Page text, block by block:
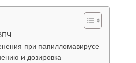
при папилломавирусе
и дозировка